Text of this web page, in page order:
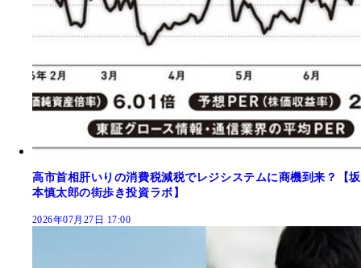
高市首相肝いりの消費税減税でレジシステムに商機到来？【坂
本慎太郎の街歩き投資ラボ】
2026年07月27日 17:00